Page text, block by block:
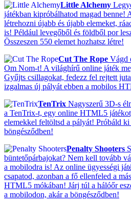
Little Alchemy
játékban kipróbálhatod magad benne!
létrehozni újabb és újabb elemeket,
is! Például levegőből és földből por
Összeszen 550 elemet hozhatsz létre!
Cut The Rope Vágd
Om Nom-t! A világhírű online játék
Gyűjts csillagokat, fedezz fel rejtett
izgalmas új pályát ebben a mobilos
TenTrix Nagyszerű 3D-s
a TenTrix-t, egy online HTML5
elemekkel feltöltsd a pályát! Próbáld
böngésződben!
Penalty Shooters
büntetőpárbajokat? Nem kell tovább
a mobilodra is! Az online ügyességi
csapatod, azonban a fő ellenfeled a
HTML5 mókában! Járj túl a hálóőr
a mobilodon, akár a böngésződben!